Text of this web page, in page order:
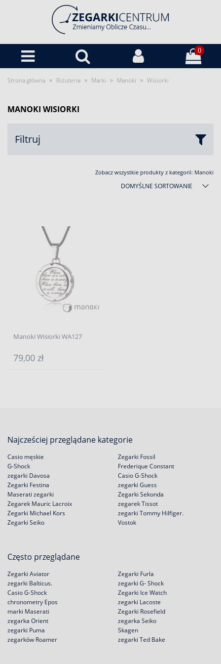
0
Strona główna » Biżuteria » Marki » Manoki » Wisiorki
MANOKI WISIORKI
Filtruj
Zobacz wszystkie produkty z kategorii: Manoki
DOMYŚLNE SORTOWANIE
Manoki Wisiorki WA127
79,00 zł
Najcześciej przeglądane kategorie
Casio męskie
G-Shock
zegarki Davosa
Zegarki Festina
Zegarki Fossil
Frederique Constant
Casio G-Shock
zegarki Guess
Maserati zegarki
Zegarek Mauric Lacroix
Zegarki Michael Kors
Zegarki Seiko
Zegarki Sekonda
zegarek Tissot
zegarki Tommy Hilfiger.
Vostok
Często przeglądane
Zegarki Aviator
zegarki Balticus.
Casio G-Shock
chronometry Epos
Zegarki Furla
zegarki G- Shock
Zegarki Ice Watch
zegarki Lacoste
marki Maserati
zegarka Orient
zegarki Puma
zegarków Roamer
Zegarki Rosefield
zegarka Seiko
Skagen
zegarki Ted Bake